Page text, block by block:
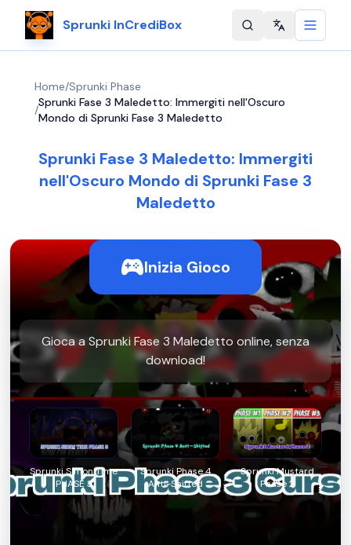
Sprunki InCrediBox Change
Home/Sprunki Phase
/
Sprunki Fase 3 Maledetto: Immergiti nell'Oscuro
Mondo di Sprunki Fase 3 Maledetto
Sprunki Fase 3 Maledetto: Immergiti
nell'Oscuro Mondo di Sprunki Fase 3
Maledetto
Inizia Gioco
Gioca a Sprunki Fase 3 Maledetto online, senza
download!
Sprunki Simon Time
PHASE 3
Sprunki Phase 4
Anti-Shifted
Sprunki Mustard
Phase 2